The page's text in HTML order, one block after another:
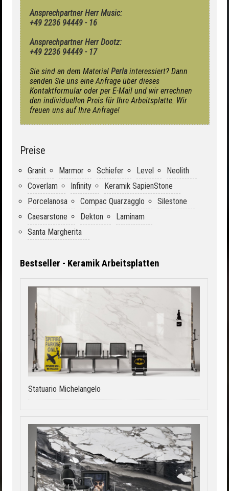
Ansprechpartner Herr Music:
+49 2236 94449 - 16
Ansprechpartner Herr Dootz:
+49 2236 94449 - 17
Sie sind an dem Material Perlainteressiert? Dann
senden Sie uns eine Anfrage über dieses
Kontaktformular oder per E-Mail und wir errechnen
den individuellen Preis für Ihre Arbeitsplatte. Wir
freuen uns auf Ihre Anfrage!
Preise
Granit Marmor Schiefer Level
Neolith
Coverlam
Infinity
Keramik SapienStone
Porcelanosa
Compac Quarzagglo
Silestone
Caesarstone
Dekton
Laminam
Santa Margherita
Bestseller - Keramik Arbeitsplatten
Statuario Michelangelo